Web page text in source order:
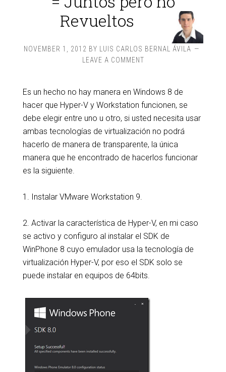
Revueltos
NOVEMBER 1, 2012 BY
LUIS CARLOS BERNAL ÁVILA
LEAVE A COMMENT
Es un hecho no hay manera en Windows 8 de
hacer que Hyper-V y Workstation funcionen, se
debe elegir entre uno u otro, si usted necesita usar
ambas tecnologías de virtualización no podrá
hacerlo de manera de transparente, la única
manera que he encontrado de hacerlos funcionar
es la siguiente.
1. Instalar VMware Workstation 9.
2. Activar la característica de Hyper-V, en mi caso
se activo y configuro al instalar el SDK de
WinPhone 8 cuyo emulador usa la tecnología de
virtualización Hyper-V, por eso el SDK solo se
puede instalar en equipos de 64bits.